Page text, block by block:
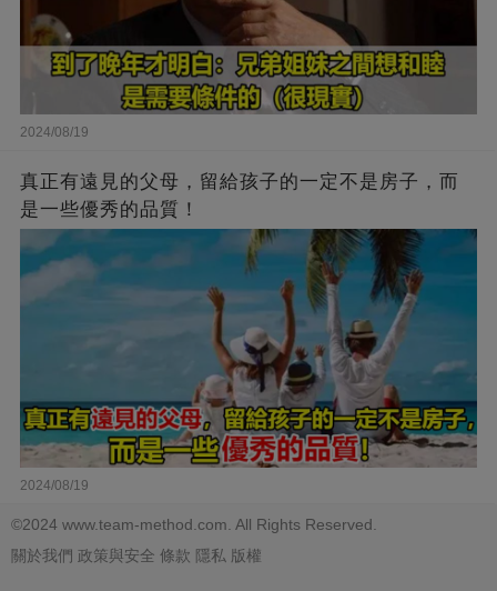
2024/08/19
真正有遠見的父母，留給孩子的一定不是房子，而
是一些優秀的品質！
2024/08/19
©2024 www.team-method.com. All Rights Reserved.
關於我們 政策與安全 條款 隱私 版權